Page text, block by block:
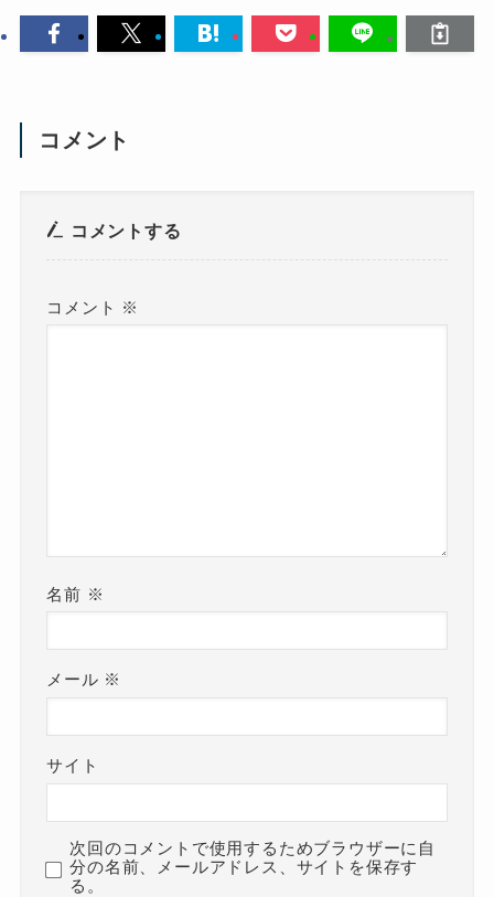
コメント
コメントする
コメント ※
名前 ※
メール ※
サイト
次回のコメントで使用するためブラウザーに自
分の名前、メールアドレス、サイトを保存す
る。